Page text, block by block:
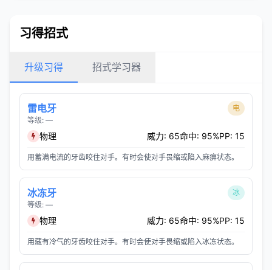
习得招式
升级习得 招式学习器
雷电牙
等级: —
电
物理 威力: 65命中: 95%PP: 15
用蓄满电流的牙齿咬住对手。有时会使对手畏缩或陷入麻痹状态。
冰冻牙
等级: —
冰
物理 威力: 65命中: 95%PP: 15
用藏有冷气的牙齿咬住对手。有时会使对手畏缩或陷入冰冻状态。